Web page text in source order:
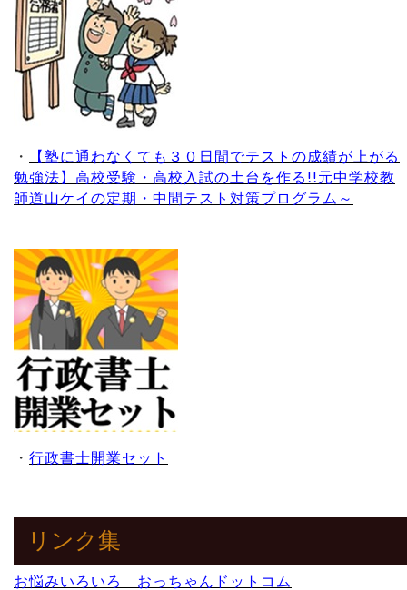
・
【塾に通わなくても３０日間でテストの成績が上がる
勉強法】高校受験・高校入試の土台を作る!!元中学校教
師道山ケイの定期・中間テスト対策プログラム～
・ 行政書士開業セット
リンク集
お悩みいろいろ おっちゃんドットコム